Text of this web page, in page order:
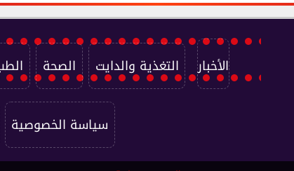
الأخبار التغذية والدايت الصحة
سياسة الخصوصية